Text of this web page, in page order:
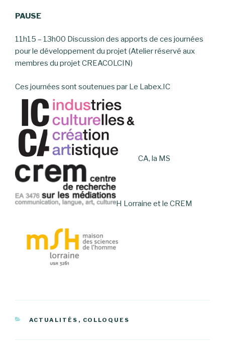
PAUSE
11h15 – 13h00 Discussion des apports de ces journées
pour le développement du projet (Atelier réservé aux
membres du projet CREACOLCIN)
Ces journées sont soutenues par Le Labex.IC
CA, la MS
H Lorraine et le CREM
CATÉGORIES
ACTUALITÉS , COLLOQUES